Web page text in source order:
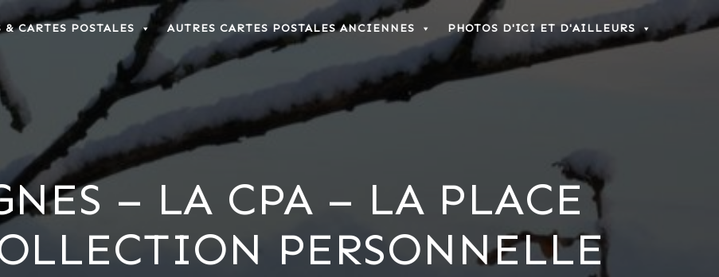
CARTES POSTALES AUTRES CARTES POSTALES ANCIENNES PHOTOS D'ICI ET D'AILLEURS
– LA CPA – LA PLACE
PERSONNELLE